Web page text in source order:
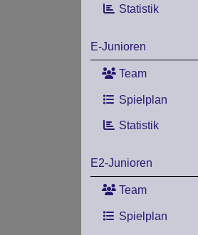
Statistik
E-Junioren
Team
Spielplan
Statistik
E2-Junioren
Team
Spielplan